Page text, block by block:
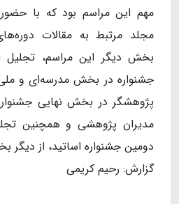
مهم این مراسم بود که با حضور
مجلد مرتبط به مقالات
بخش دیگر این مراسم، تجلیل
پژوهشگر در بخش نهایی
دومین جشنواره اساتید، از
گزارش: رحیم کریمی